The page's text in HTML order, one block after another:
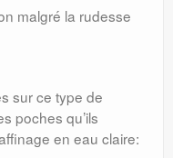
malgré la rudesse
sur ce type de
poches qu’ils
en eau claire: